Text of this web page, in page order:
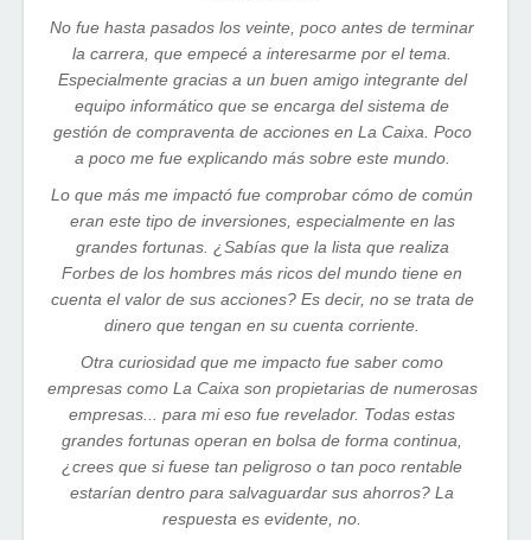
No fue hasta pasados los veinte, poco antes de terminar
la carrera, que empecé a interesarme por el tema.
Especialmente gracias a un buen amigo integrante del
equipo informático que se encarga del sistema de
gestión de compraventa de acciones en La Caixa. Poco
a poco me fue explicando más sobre este mundo.
Lo que más me impactó fue comprobar cómo de común
eran este tipo de inversiones, especialmente en las
grandes fortunas. ¿Sabías que la lista que realiza
Forbes de los hombres más ricos del mundo tiene en
cuenta el valor de sus acciones? Es decir, no se trata de
dinero que tengan en su cuenta corriente.
Otra curiosidad que me impacto fue saber como
empresas como La Caixa son propietarias de numerosas
empresas... para mi eso fue revelador. Todas estas
grandes fortunas operan en bolsa de forma continua,
¿crees que si fuese tan peligroso o tan poco rentable
estarían dentro para salvaguardar sus ahorros? La
respuesta es evidente, no.